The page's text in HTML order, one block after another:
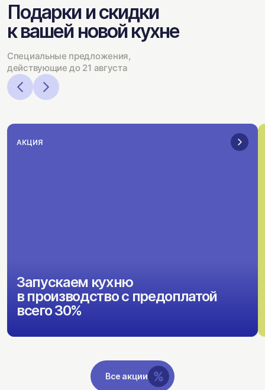
Подарки и скидки
к вашей новой кухне
Специальные предложения,
действующие до 21 августа
АКЦИЯ
Запускаем кухню
в производство с предоплатой
всего 30%
Все акции